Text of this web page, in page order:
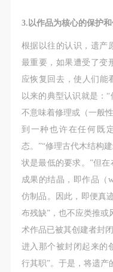
3.以作品为核心的保护
根据以往的认识，遗产
最重要，如果遭受了变
应恢复回去，使人们能
以来的典型认识就是：
不意味着修理或（一般
到一种也许在任何既
态。”“修理古代木结构
状是最低的要求。”但
成果的结晶，即作品（
仿制品。因此，即便真
布残缺”，也不应类推或
术作品已被其创建者封
进入那个被封闭起来的
行其职”。于是，将遗产